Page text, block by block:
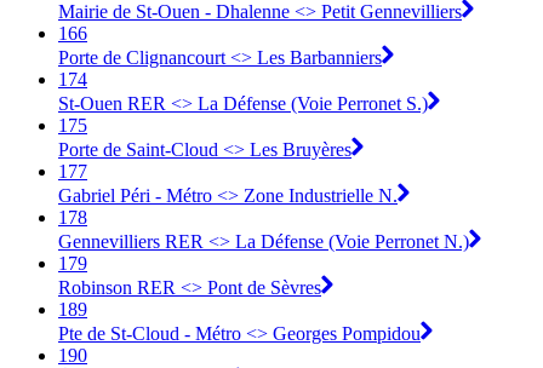
Mairie de St-Ouen - Dhalenne <> Petit Gennevilliers
166
Porte de Clignancourt <> Les Barbanniers
174
St-Ouen RER <> La Défense (Voie Perronet S.)
175
Porte de Saint-Cloud <> Les Bruyères
177
Gabriel Péri - Métro <> Zone Industrielle N.
178
Gennevilliers RER <> La Défense (Voie Perronet N.)
179
Robinson RER <> Pont de Sèvres
189
Pte de St-Cloud - Métro <> Georges Pompidou
190